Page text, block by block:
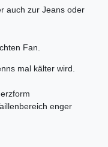
auch zur Jeans oder
Fan.
mal kälter wird.
enger